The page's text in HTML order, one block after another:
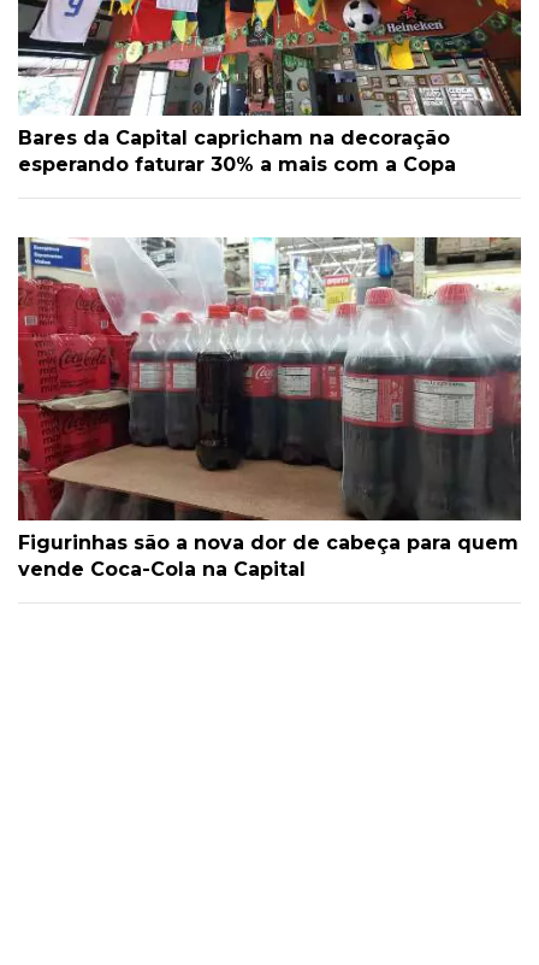
Bares da Capital capricham na decoração
esperando faturar 30% a mais com a Copa
Figurinhas são a nova dor de cabeça para quem
vende Coca-Cola na Capital